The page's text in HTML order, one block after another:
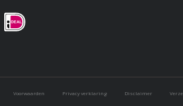
Voorwaarden Privacy verklaring Disclaimer